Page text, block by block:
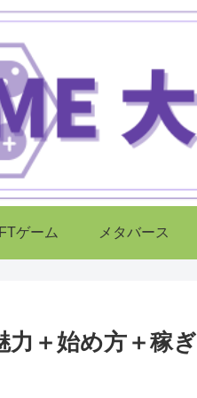
ゲーム メタバース
＋始め方＋稼ぎ